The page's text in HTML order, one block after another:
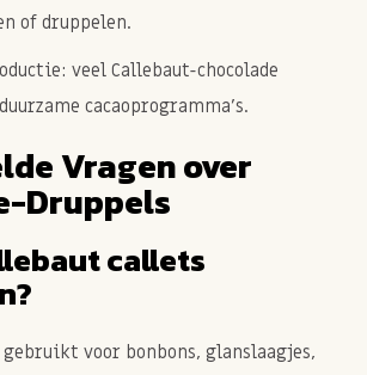
of druppelen.
: veel Callebaut-chocolade
cacaoprogramma’s.
Vragen over
Druppels
callets
gebruikt voor bonbons, glanslaagjes,